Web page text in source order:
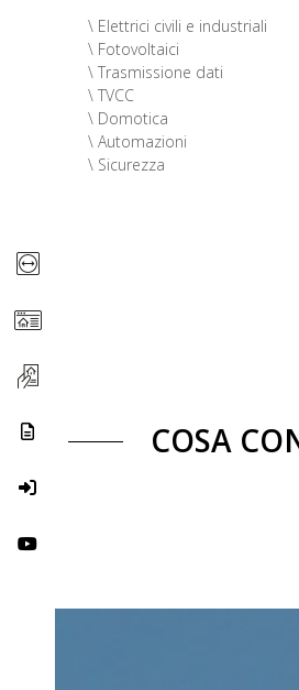
\ Elettrici civili e industriali
\ Fotovoltaici
\ Trasmissione dati
\ TVCC
\ Domotica
\ Automazioni
\ Sicurezza
COSA